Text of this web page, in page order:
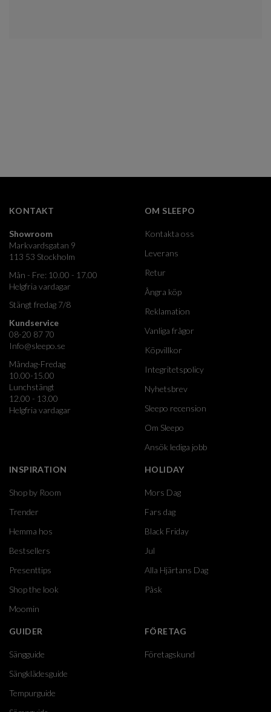
KONTAKT
Showroom
Markvardsgatan 9
113 53 Stockholm
Mån - Fre: 10.00 - 17.00
Helgfria vardagar
Stängt fredag 7/8
Kundservice
08-20 87 70
Info@sleepo.se
Måndag-Fredag
10.00-15.00
Lunchstängt
12.00 - 13.00
Helgfria vardagar
OM SLEEPO
Kontakta oss
Leverans
Retur
Ångra köp
Reklamation
Vanliga frågor
Köpvillkor
Integritetspolicy
Nyhetsbrev
Sleepo recension
Om Sleepo
Ansök lediga jobb
INSPIRATION
Shop by Room
Trender
Hemma hos
Bestsellers
Presenttips
Shop the look
Moomin
HOLIDAY
Mors Dag
Fars dag
Black Friday
Jul
Alla Hjärtans Dag
Påsk
GUIDER
Sängguide
Sängklädesguide
Tempurguide
FÖRETAG
Företagskund